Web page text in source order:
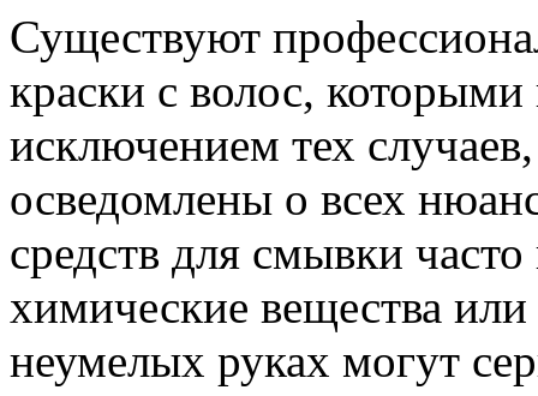
Существуют
краски с волос, которыми
исключением тех
осведомлены о всех
средств для смывки
химические вещества
неумелых руках могут